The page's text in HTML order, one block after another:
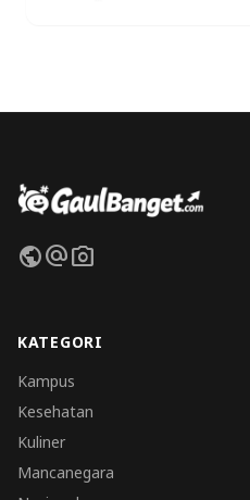
publicalternate_emailphoto_camera
KATEGORI
Kampus
Kesehatan
Kuliner
Mancanegara